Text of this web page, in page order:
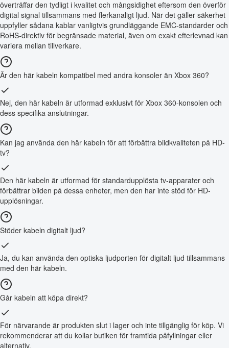
överträffar den tydligt i kvalitet och mångsidighet eftersom den överför
digital signal tillsammans med flerkanaligt ljud. När det gäller säkerhet
uppfyller sådana kablar vanligtvis grundläggande EMC-standarder och
RoHS-direktiv för begränsade material, även om exakt efterlevnad kan
variera mellan tillverkare.
Är den här kabeln kompatibel med andra konsoler än Xbox 360?
Nej, den här kabeln är utformad exklusivt för Xbox 360-konsolen och
dess specifika anslutningar.
Kan jag använda den här kabeln för att förbättra bildkvaliteten på HD-
tv?
Den här kabeln är utformad för standardupplösta tv-apparater och
förbättrar bilden på dessa enheter, men den har inte stöd för HD-
upplösningar.
Stöder kabeln digitalt ljud?
Ja, du kan använda den optiska ljudporten för digitalt ljud tillsammans
med den här kabeln.
Går kabeln att köpa direkt?
För närvarande är produkten slut i lager och inte tillgänglig för köp. Vi
rekommenderar att du kollar butiken för framtida påfyllningar eller
alternativ.